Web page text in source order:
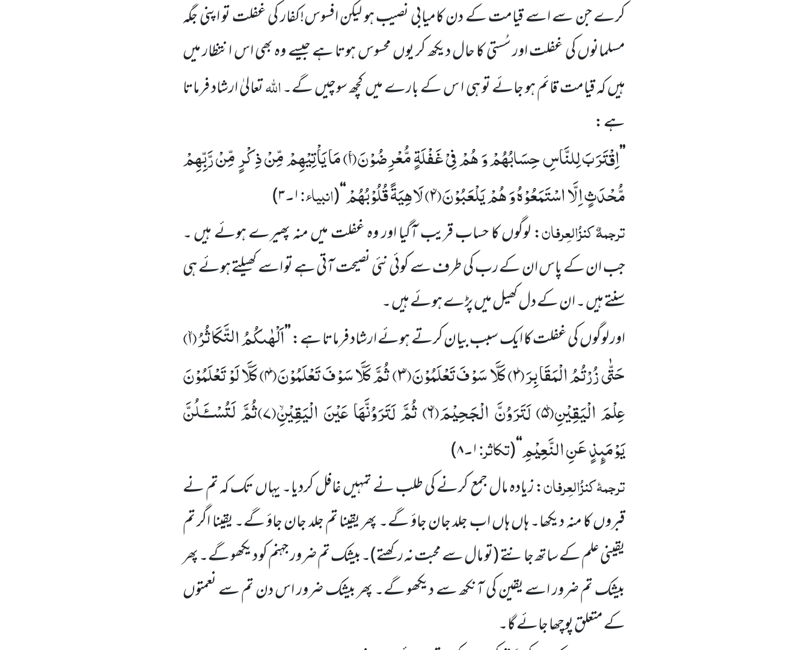
کرے جن سے اسے قیامت کے دن کامیابی نصیب ہو لیکن افسوس!کفار کی غفلت تو اپنی جگہ
مسلمانوںکی غفلت اور سُستی کا حال دیکھ کر یوںمحسوس ہوتا ہے جیسے وہ بھی اس انتظار میں
ہیںکہ قیامت قائم ہو جائے تو ہی ا س کے بارے میںکچھ سوچیںگے۔اللہتعالیٰ ارشاد فرماتا
ہے :
’’اِقْتَرَبَ لِلنَّاسِ حِسَابُهُمْ وَ هُمْ فِیْ غَفْلَةٍ مُّعْرِضُوْنَۚ(۱) مَا یَاْتِیْهِمْ مِّنْ ذِكْرٍ مِّنْ رَّبِّهِمْ
مُّحْدَثٍ اِلَّا اسْتَمَعُوْهُ وَ هُمْ یَلْعَبُوْنَۙ(۲) لَاهِیَةً قُلُوْبُهُمْ‘‘
(انبیاء:۱۔۳)
ترجمہٌکنزُالعِرفان: لوگوںکا حساب قریب آگیا اور وہغفلت میںمنہ پھیرے ہوئے ہیں ۔
جب ان کے پاس انکے رب کی طرف سے کوئی نئی نصیحت آتی ہے تو اسے کھیلتےہوئے ہی
سنتے ہیں ۔ ان کے دل کھیل میںپڑے ہوئے ہیں ۔
اور لوگوںکی غفلت کا ایک سبب بیان کرتے ہوئے ارشاد فرماتا ہے:’’اَلْهٰىكُمُ التَّكَاثُرُۙ(۱)
حَتّٰى زُرْتُمُ الْمَقَابِرَؕ(۲) كَلَّا سَوْفَ تَعْلَمُوْنَۙ(۳) ثُمَّ كَلَّا سَوْفَ تَعْلَمُوْنَؕ(۴) كَلَّا لَوْ تَعْلَمُوْنَ
عِلْمَ الْیَقِیْنِؕ(۵) لَتَرَوُنَّ الْجَحِیْمَۙ(۶) ثُمَّ لَتَرَوُنَّهَا عَیْنَ الْیَقِیْۙنِ(۷)ثُمَّ لَتُسْــٴَـلُنَّ
یَوْمَىٕذٍ عَنِ النَّعِیْمِ‘‘
(تکاثر:۱۔۸)
ترجمۂکنزُالعِرفان: زیادہ مال جمع کرنے کی طلب نےتمہیںغافل کردیا۔ یہاںتک کہ تم نے
قبروںکا منہ دیکھا۔ ہاںہاںاب جلد جان جاؤ گے۔ پھر یقینا تم جلد جان جاؤ گے۔ یقینا اگر تم
یقینی علم کے ساتھ جانتے(تو مال سے محبت نہ رکھتے)۔بیشک تم ضرور جہنم کو دیکھو گے۔ پھر
بیشک تم ضرور اسے یقین کی آنکھ سے دیکھو گے۔ پھر بیشک ضرور اس دن تم سے نعمتوں
کے متعلق پوچھا جائے گا۔